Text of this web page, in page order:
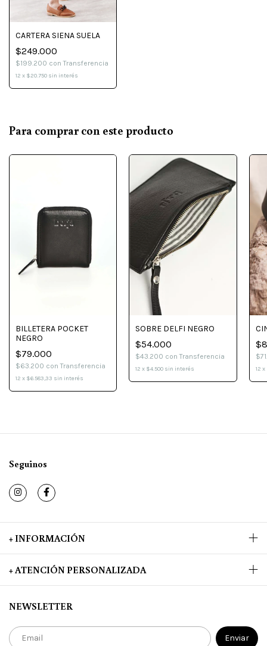
CARTERA SIENA SUELA
$249.000
$199.200 con Transferencia
12 x $20.750 sin interés
Para comprar con este producto
BILLETERA POCKET
NEGRO
$79.000
$63.200 con Transferencia
12 x $6.583,33 sin interés
SOBRE DELFI NEGRO
$54.000
$43.200 con Transferencia
12 x $4.500 sin interés 12 x
Seguinos
+ INFORMACIÓN
+ ATENCIÓN PERSONALIZADA
NEWSLETTER